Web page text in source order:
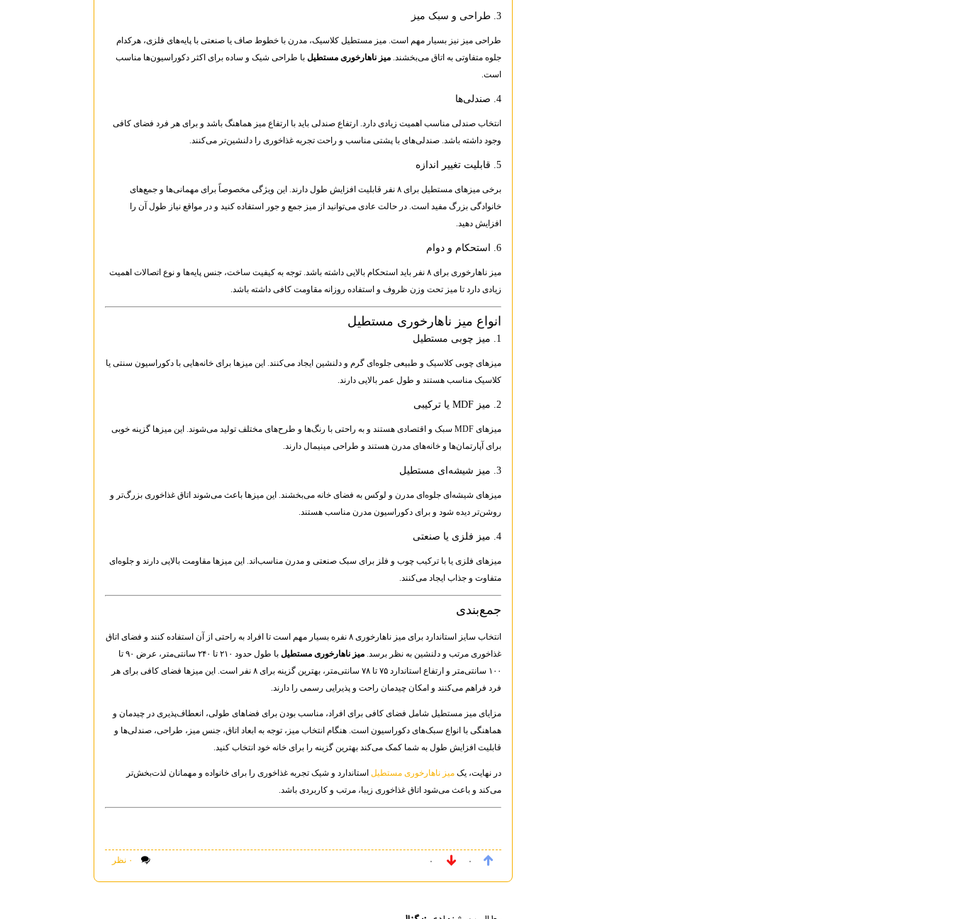
3. طراحی و سبک میز
طراحی میز نیز بسیار مهم است. میز مستطیل کلاسیک، مدرن با خطوط صاف یا صنعتی با پایه‌های فلزی، هرکدام
جلوه متفاوتی به اتاق می‌بخشند. میز ناهارخوری مستطیلبا طراحی شیک و ساده برای اکثر دکوراسیون‌ها مناسب
است.
4. صندلی‌ها
انتخاب صندلی مناسب اهمیت زیادی دارد. ارتفاع صندلی باید با ارتفاع میز هماهنگ باشد و برای هر فرد فضای کافی
وجود داشته باشد. صندلی‌های با پشتی مناسب و راحت تجربه غذاخوری را دلنشین‌تر می‌کنند.
5. قابلیت تغییر اندازه
برخی میزهای مستطیل برای ۸ نفر قابلیت افزایش طول دارند. این ویژگی مخصوصاً برای مهمانی‌ها و جمع‌های
خانوادگی بزرگ مفید است. در حالت عادی می‌توانید از میز جمع و جور استفاده کنید و در مواقع نیاز طول آن را
افزایش دهید.
6. استحکام و دوام
میز ناهارخوری برای ۸ نفر باید استحکام بالایی داشته باشد. توجه به کیفیت ساخت، جنس پایه‌ها و نوع اتصالات اهمیت
زیادی دارد تا میز تحت وزن ظروف و استفاده روزانه مقاومت کافی داشته باشد.
انواع میز ناهارخوری مستطیل
1. میز چوبی مستطیل
میزهای چوبی کلاسیک و طبیعی جلوه‌ای گرم و دلنشین ایجاد می‌کنند. این میزها برای خانه‌هایی با دکوراسیون سنتی یا
کلاسیک مناسب هستند و طول عمر بالایی دارند.
2. میز MDF یا ترکیبی
میزهای MDF سبک و اقتصادی هستند و به راحتی با رنگ‌ها و طرح‌های مختلف تولید می‌شوند. این میزها گزینه خوبی
برای آپارتمان‌ها و خانه‌های مدرن هستند و طراحی مینیمال دارند.
3. میز شیشه‌ای مستطیل
میزهای شیشه‌ای جلوه‌ای مدرن و لوکس به فضای خانه می‌بخشند. این میزها باعث می‌شوند اتاق غذاخوری بزرگ‌تر و
روشن‌تر دیده شود و برای دکوراسیون مدرن مناسب هستند.
4. میز فلزی یا صنعتی
میزهای فلزی یا با ترکیب چوب و فلز برای سبک صنعتی و مدرن مناسب‌اند. این میزها مقاومت بالایی دارند و جلوه‌ای
متفاوت و جذاب ایجاد می‌کنند.
جمع‌بندی
انتخاب سایز استاندارد برای میز ناهارخوری ۸ نفره بسیار مهم است تا افراد به راحتی از آن استفاده کنند و فضای اتاق
غذاخوری مرتب و دلنشین به نظر برسد. میز ناهارخوری مستطیل
با طول حدود ۲۱۰ تا ۲۴۰ سانتی‌متر، عرض ۹۰ تا
۱۰۰ سانتی‌متر و ارتفاع استاندارد ۷۵ تا ۷۸ سانتی‌متر، بهترین گزینه برای ۸ نفر است. این میزها فضای کافی برای هر
فرد فراهم می‌کنند و امکان چیدمان راحت و پذیرایی رسمی را دارند.
مزایای میز مستطیل شامل فضای کافی برای افراد، مناسب بودن برای فضاهای طولی، انعطاف‌پذیری در چیدمان و
هماهنگی با انواع سبک‌های دکوراسیون است. هنگام انتخاب میز، توجه به ابعاد اتاق، جنس میز، طراحی، صندلی‌ها و
قابلیت افزایش طول به شما کمک می‌کند بهترین گزینه را برای خانه خود انتخاب کنید.
در نهایت، یک میز ناهارخوری مستطیلاستاندارد و شیک تجربه غذاخوری را برای خانواده و مهمانان لذت‌بخش‌تر
می‌کند و باعث می‌شود اتاق غذاخوری زیبا، مرتب و کاربردی باشد.
۰ ۰ ۰ نظر